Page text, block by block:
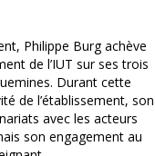
Philippe Burg achève
de l’IUT sur ses trois
Durant cette
de l’établissement, son
avec les acteurs
son engagement au